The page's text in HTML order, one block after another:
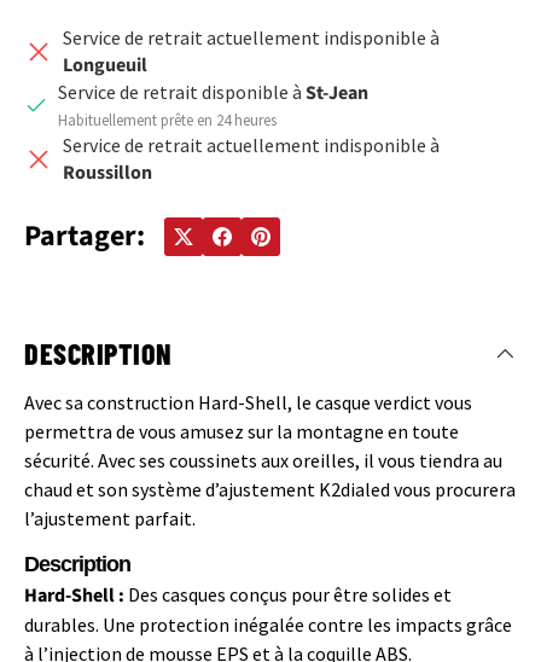
Service de retrait actuellement indisponible à
Longueuil
Service de retrait disponible à St-Jean
Habituellement prête en 24 heures
Service de retrait actuellement indisponible à
Roussillon
Partager:
DESCRIPTION
Avec sa construction Hard-Shell, le casque verdict vous
permettra de vous amusez sur la montagne en toute
sécurité. Avec ses coussinets aux oreilles, il vous tiendra au
chaud et son système d’ajustement K2dialed vous procurera
l’ajustement parfait.
Description
Hard-Shell : Des casques conçus pour être solides et
durables. Une protection inégalée contre les impacts grâce
à l’injection de mousse EPS et à la coquille ABS.